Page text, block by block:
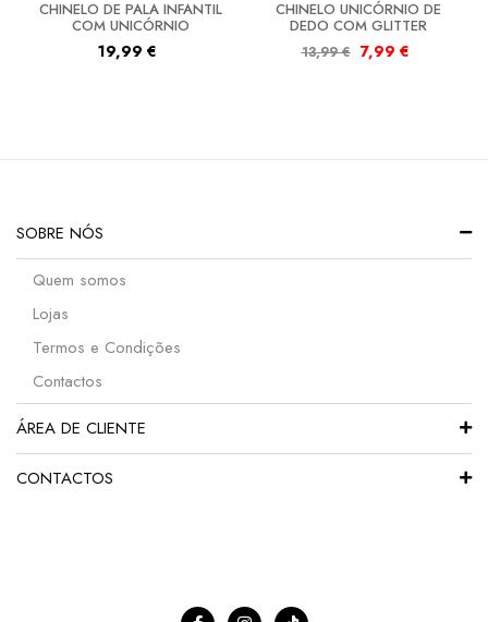
CHINELO DE PALA INFANTIL
COM UNICÓRNIO
19,99 €
CHINELO UNICÓRNIO DE
DEDO COM GLITTER
13,99€ 7,99 €
SOBRE NÓS
Quem somos
Lojas
Termos e Condições
Contactos
ÁREA DE CLIENTE
CONTACTOS